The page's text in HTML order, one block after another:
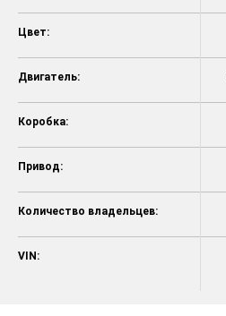
Цвет:
Двигатель:
Коробка:
Привод:
Количество владельцев:
VIN: